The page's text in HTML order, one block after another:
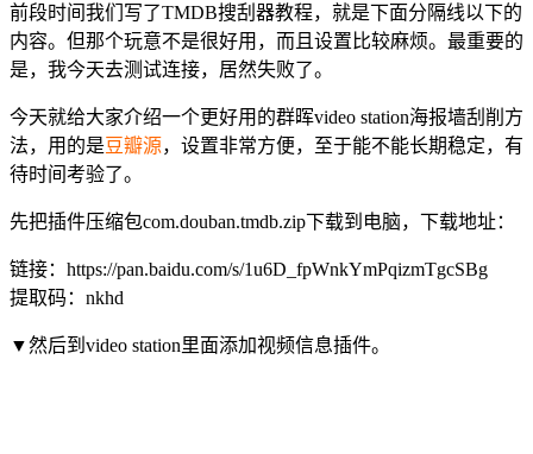
前段时间我们写了TMDB搜刮器教程，就是下面分隔线以下的
内容。但那个玩意不是很好用，而且设置比较麻烦。最重要的
是，我今天去测试连接，居然失败了。
今天就给大家介绍一个更好用的群晖video station海报墙刮削方
法，用的是豆瓣源，设置非常方便，至于能不能长期稳定，有
待时间考验了。
先把插件压缩包com.douban.tmdb.zip下载到电脑，下载地址：
链接：https://pan.baidu.com/s/1u6D_fpWnkYmPqizmTgcSBg
提取码：nkhd
▼然后到video station里面添加视频信息插件。